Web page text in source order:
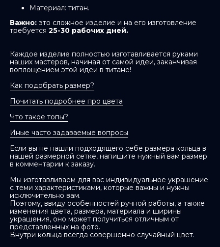
Материал: титан.
Важно: это сложное изделие и на его изготовление
требуется 25-30 рабочих дней.
Каждое изделие полностью изготавливается руками
наших мастеров, начиная от самой идеи, заканчивая
воплощением этой идеи в титане!
Как подобрать размер?
Почитать подробнее про цвета
Что такое топы?
Иные часто задаваемые вопросы
Если вы не нашли подходящего себе размера кольца в
нашей размерной сетке, напишите нужный вам размер
в комментарии к заказу.
Мы изготавливаем для вас индивидуальное украшение
с теми характеристиками, которые важны и нужны
исключительно вам.
Поэтому, ввиду особенностей ручной работы, а также
изменения цвета, размера, материала и ширины
украшения, оно может получиться отличным от
представленных на фото.
Внутри кольца всегда совершенно случайный цвет.